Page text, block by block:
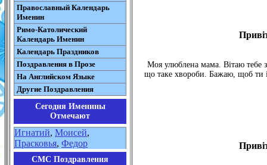
Православный Календарь
Именин
Римо-Католический
Календарь Именин
Календарь Праздников
Поздравления в Прозе
На Английском Языке
Другие Поздравления
Сегодня Именины
Отмечают
Игнатий, Моисей,
Прасковья, Федор
СМС Поздравления
Моя улюблена мама. Вітаю тебе
що таке хвороби. Бажаю, щоб ти і